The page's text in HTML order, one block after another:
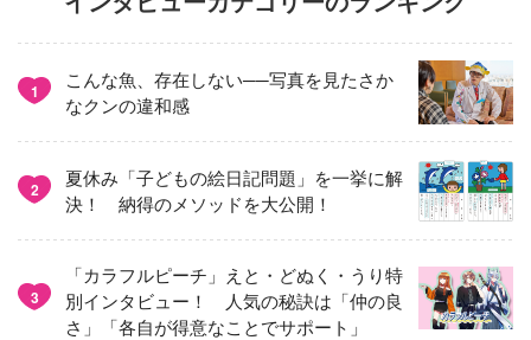
1
こんな魚、存在しない──写真を見たさか
なクンの違和感
2
夏休み「子どもの絵日記問題」を一挙に解
決！ 納得のメソッドを大公開！
3
「カラフルピーチ」えと・どぬく・うり特
別インタビュー！ 人気の秘訣は「仲の良
さ」「各自が得意なことでサポート」